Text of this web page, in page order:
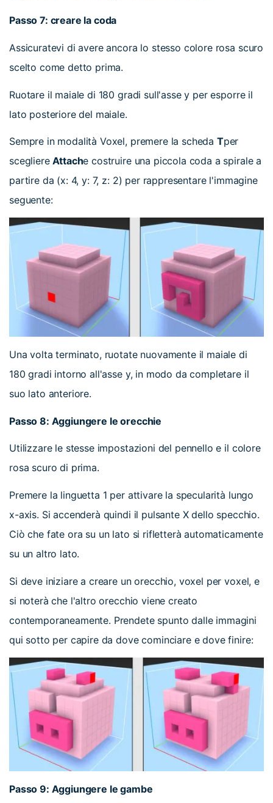
Passo 7: creare la coda
Assicuratevi di avere ancora lo stesso colore rosa scuro
scelto come detto prima.
Ruotare il maiale di 180 gradi sull'asse y per esporre il
lato posteriore del maiale.
Sempre in modalità Voxel, premere la scheda Tper
scegliere Attache costruire una piccola coda a spirale a
partire da (x: 4, y: 7, z: 2) per rappresentare l'immagine
seguente:
Una volta terminato, ruotate nuovamente il maiale di
180 gradi intorno all'asse y, in modo da completare il
suo lato anteriore.
Passo 8: Aggiungere le orecchie
Utilizzare le stesse impostazioni del pennello e il colore
rosa scuro di prima.
Premere la linguetta 1 per attivare la specularità lungo
x-axis. Si accenderà quindi il pulsante X dello specchio.
Ciò che fate ora su un lato si rifletterà automaticamente
su un altro lato.
Si deve iniziare a creare un orecchio, voxel per voxel, e
si noterà che l'altro orecchio viene creato
contemporaneamente. Prendete spunto dalle immagini
qui sotto per capire da dove cominciare e dove finire:
Passo 9: Aggiungere le gambe